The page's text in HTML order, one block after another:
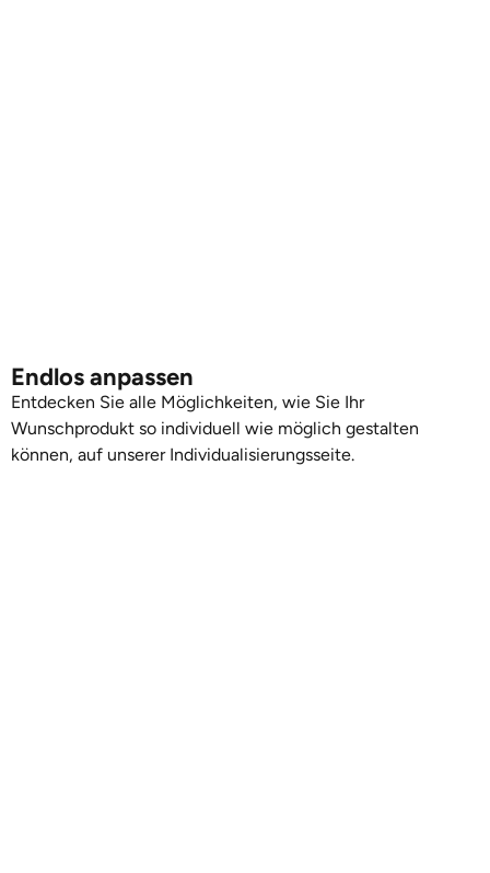
Endlos anpassen
Entdecken Sie alle Möglichkeiten, wie Sie Ihr
Wunschprodukt so individuell wie möglich gestalten
können, auf unserer Individualisierungsseite.